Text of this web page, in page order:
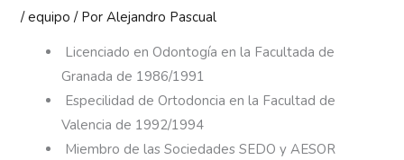
/equipo / PorAlejandro Pascual
Licenciado en Odontogía en la Facultada de
Granada de 1986/1991
Especilidad de Ortodoncia en la Facultad de
Valencia de 1992/1994
Miembro de las Sociedades SEDO y AESOR